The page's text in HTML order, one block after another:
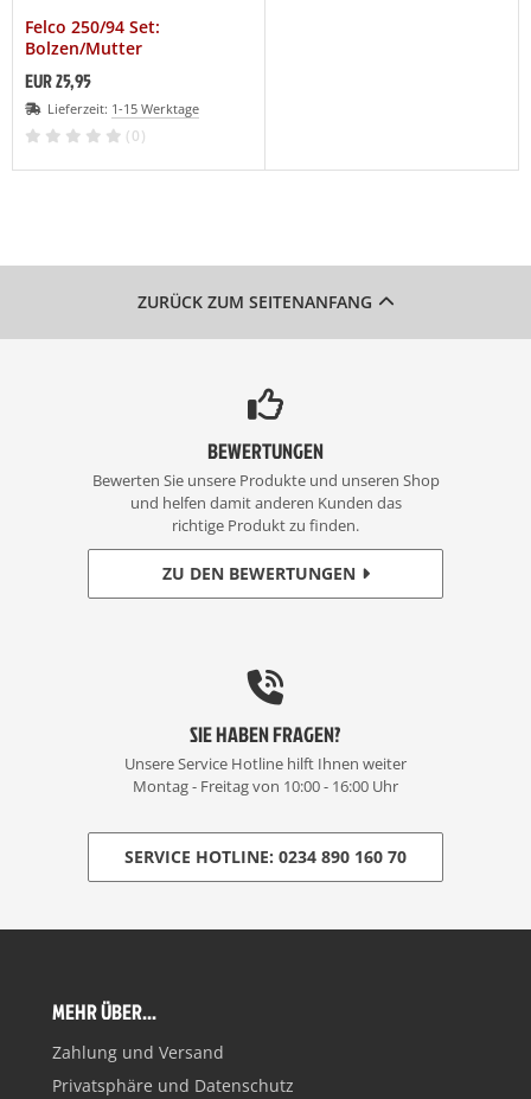
Felco 250/94 Set:
Bolzen/Mutter
EUR 25,95
Lieferzeit: 1-15 Werktage
(0)
ZURÜCK ZUM SEITENANFANG
BEWERTUNGEN
Bewerten Sie unsere Produkte und unseren Shop
und helfen damit anderen Kunden das
richtige Produkt zu finden.
ZU DEN BEWERTUNGEN
SIE HABEN FRAGEN?
Unsere Service Hotline hilft Ihnen weiter
Montag - Freitag von 10:00 - 16:00 Uhr
SERVICE HOTLINE: 0234 890 160 70
MEHR ÜBER...
Zahlung und Versand
Privatsphäre und Datenschutz